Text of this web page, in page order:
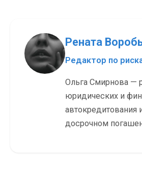
Рената
Редактор по
Ольга Смирнова —
юридических и
автокредитования
досрочном